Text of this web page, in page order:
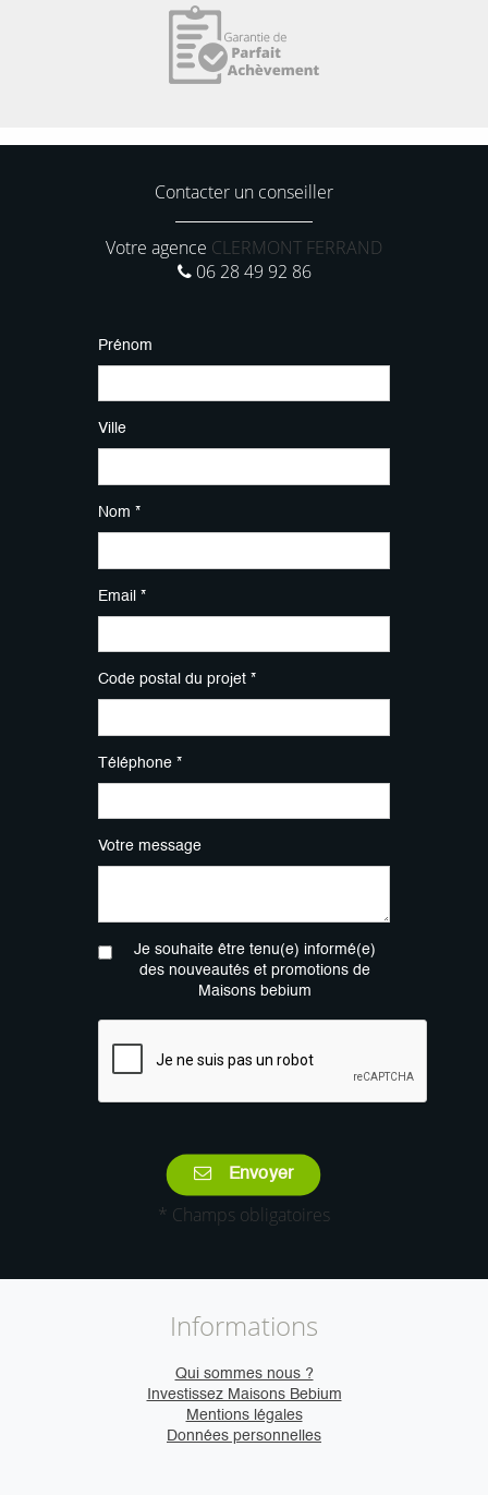
Contacter un conseiller
Votre agence CLERMONT FERRAND
06 28 49 92 86
Prénom
Ville
Nom *
Email *
Code postal du projet *
Téléphone *
Votre message
Je souhaite être tenu(e) informé(e)
des nouveautés et promotions de
Maisons bebium
Envoyer
* Champs obligatoires
Informations
Qui sommes nous ?
Investissez Maisons Bebium
Mentions légales
Données personnelles